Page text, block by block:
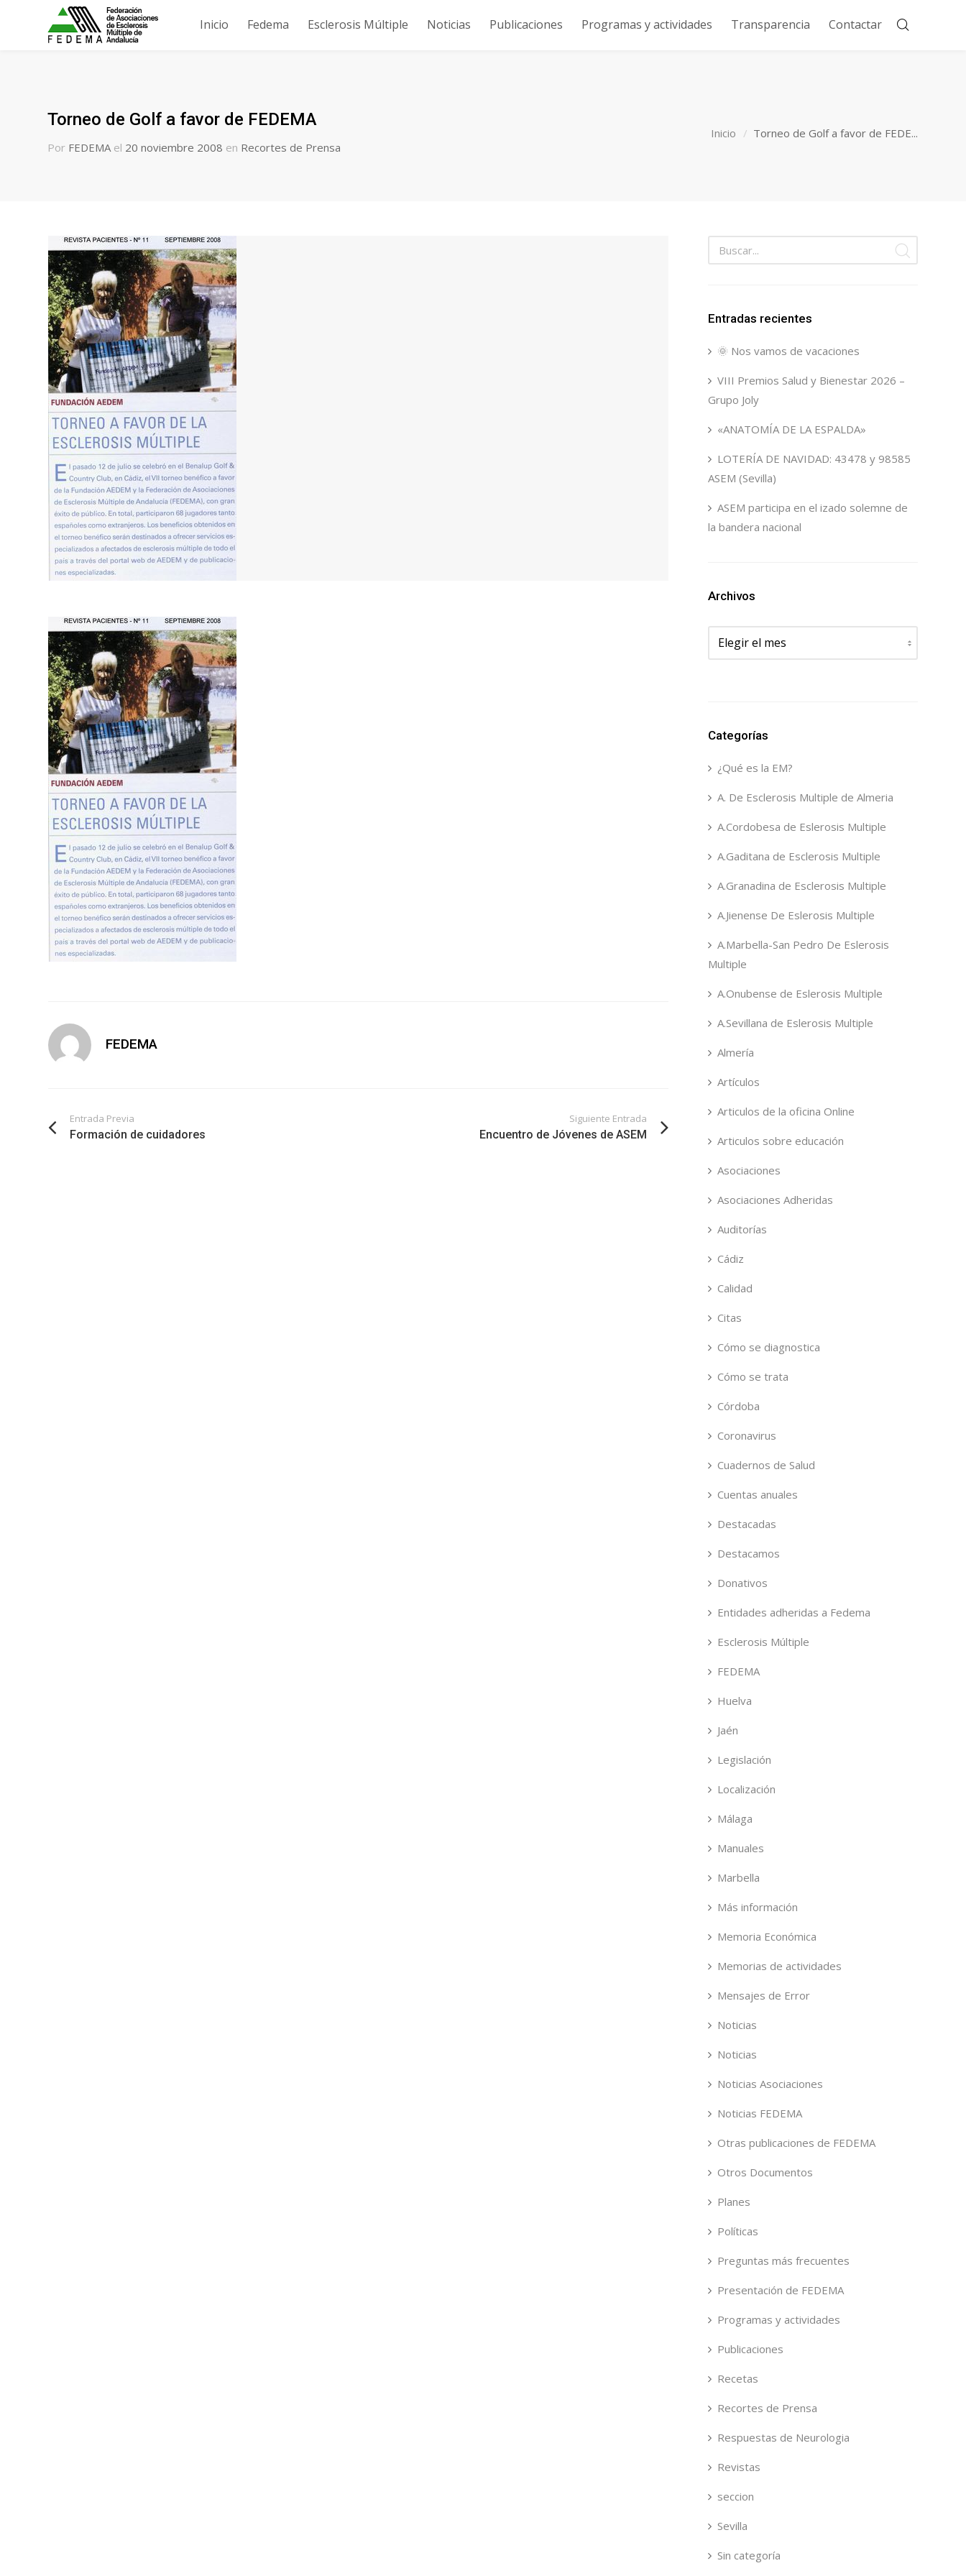
Inicio Fedema Esclerosis Múltiple Noticias Publicaciones Programas y actividades Transparencia Contactar
Torneo de Golf a favor de FEDEMA
Por FEDEMA el 20 noviembre 2008 en Recortes de Prensa
Inicio Torneo de Golf a favor de FEDE...
FEDEMA
Entrada Previa
Formación de cuidadores
Siguiente Entrada
Encuentro de Jóvenes de ASEM
Entradas recientes
🌞 Nos vamos de vacaciones
VIII Premios Salud y Bienestar 2026 –
Grupo Joly
«ANATOMÍA DE LA ESPALDA»
LOTERÍA DE NAVIDAD: 43478 y 98585
ASEM (Sevilla)
ASEM participa en el izado solemne de
la bandera nacional
Archivos
Archivos
Categorías
¿Qué es la EM?
A. De Esclerosis Multiple de Almeria
A.Cordobesa de Eslerosis Multiple
A.Gaditana de Esclerosis Multiple
A.Granadina de Esclerosis Multiple
A.Jienense De Eslerosis Multiple
A.Marbella-San Pedro De Eslerosis
Multiple
A.Onubense de Eslerosis Multiple
A.Sevillana de Eslerosis Multiple
Almería
Artículos
Articulos de la oficina Online
Articulos sobre educación
Asociaciones
Asociaciones Adheridas
Auditorías
Cádiz
Calidad
Citas
Cómo se diagnostica
Cómo se trata
Córdoba
Coronavirus
Cuadernos de Salud
Cuentas anuales
Destacadas
Destacamos
Donativos
Entidades adheridas a Fedema
Esclerosis Múltiple
FEDEMA
Huelva
Jaén
Legislación
Localización
Málaga
Manuales
Marbella
Más información
Memoria Económica
Memorias de actividades
Mensajes de Error
Noticias
Noticias
Noticias Asociaciones
Noticias FEDEMA
Otras publicaciones de FEDEMA
Otros Documentos
Planes
Políticas
Preguntas más frecuentes
Presentación de FEDEMA
Programas y actividades
Publicaciones
Recetas
Recortes de Prensa
Respuestas de Neurologia
Revistas
seccion
Sevilla
Sin categoría